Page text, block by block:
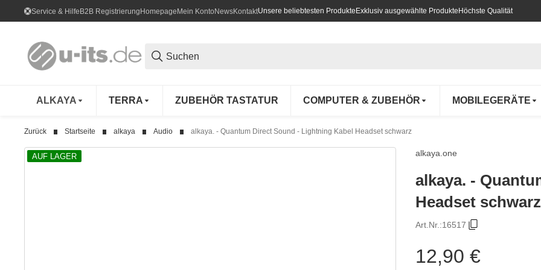
Service & HilfeB2B RegistrierungHomepageMein KontoNewsKontaktUnsere beliebtesten Produkte Exklusiv ausgewählte Produkte Höchste Qualität
ALKAYA TERRA ZUBEHÖR TASTATUR COMPUTER & ZUBEHÖR MOBILEGERÄTE
Zurück Startseite alkaya Audio alkaya. - Quantum Direct Sound - Lightning Kabel Headset schwarz
AUF LAGER alkaya.one
alkaya. -
Headset schwarz
Art.Nr.:16517
12,90 €